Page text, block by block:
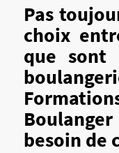
Pas
choix
que sont
besoin de